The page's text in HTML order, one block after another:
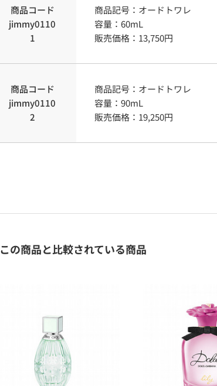
商品コード
jimmy0110
1
商品記号： オードトワレ
容量 ： 60mL
販売価格： 13,750円
商品コード
jimmy0110
2
商品記号： オードトワレ
容量 ： 90mL
販売価格： 19,250円
この商品と比較されている商品